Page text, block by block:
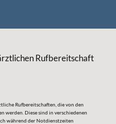
Rufbereitschaft
Rufbereitschaften, die von den
werden. Diese sind in verschiedenen
während der Notdienstzeiten